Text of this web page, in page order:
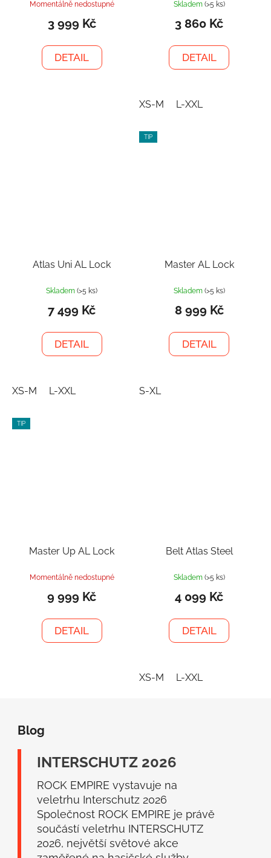
Momentálně nedostupné
3 999 Kč
DETAIL
Skladem (>5 ks)
3 860 Kč
DETAIL
XS-M L-XXL
Atlas Uni AL Lock
Skladem(>5 ks)
7 499 Kč
DETAIL
XS-M L-XXL
TIP
Master AL Lock
Skladem (>5 ks)
8 999 Kč
DETAIL
S-XL
TIP
Master Up AL Lock
Momentálně nedostupné
9 999 Kč
DETAIL
Belt Atlas Steel
Skladem (>5 ks)
4 099 Kč
DETAIL
XS-M L-XXL
Blog
INTERSCHUTZ 2026
ROCK EMPIRE vystavuje na
veletrhu Interschutz 2026
Společnost ROCK EMPIRE je právě
součástí veletrhu INTERSCHUTZ
2026, největší světové akce